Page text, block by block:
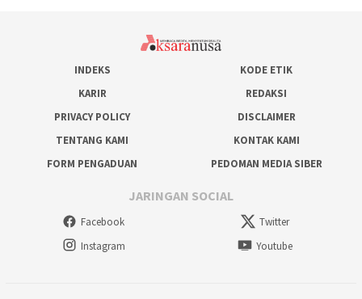
INDEKS
KODE ETIK
KARIR
REDAKSI
PRIVACY POLICY
DISCLAIMER
TENTANG KAMI
KONTAK KAMI
FORM PENGADUAN
PEDOMAN MEDIA SIBER
JARINGAN SOCIAL
Facebook
Twitter
Instagram
Youtube